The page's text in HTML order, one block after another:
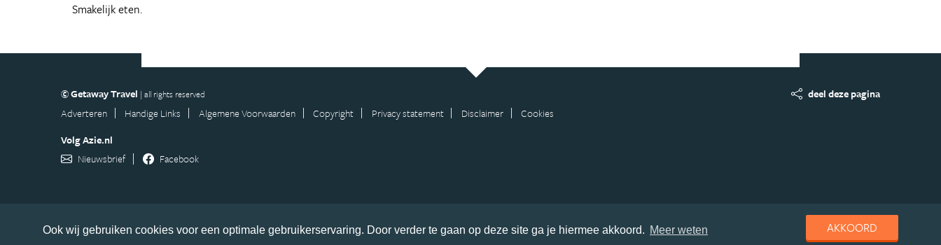
Ook wij gebruiken cookies voor een optimale gebruikerservaring. Door verder te gaan op deze site ga je hiermee akkoord. Meer weten AKKOORD
Smakelijk eten.
deel deze pagina
© Getaway Travel | all rights reserved
Adverteren Handige Links Algemene Voorwaarden Copyright Privacy statement Disclaimer
Cookies
Volg Azie.nl
Nieuwsbrief
Facebook